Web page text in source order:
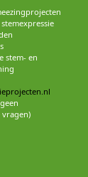
stem- en